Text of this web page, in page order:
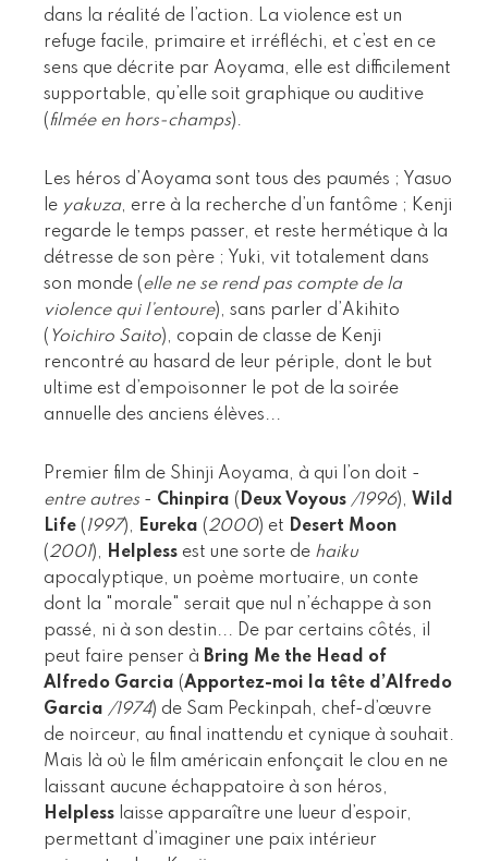
dans la réalité de l’action. La violence est un
refuge facile, primaire et irréfléchi, et c’est en ce
sens que décrite par Aoyama, elle est difficilement
supportable, qu’elle soit graphique ou auditive
(filmée en hors-champs).
Les héros d’Aoyama sont tous des paumés ; Yasuo
le yakuza, erre à la recherche d’un fantôme ; Kenji
regarde le temps passer, et reste hermétique à la
détresse de son père ; Yuki, vit totalement dans
son monde (elle ne se rend pas compte de la
violence qui l’entoure), sans parler d’Akihito
( Yoichiro Saito), copain de classe de Kenji
rencontré au hasard de leur périple, dont le but
ultime est d’empoisonner le pot de la soirée
annuelle des anciens élèves...
Premier film de Shinji Aoyama, à qui l’on doit -
entre autres - Chinpira ( Deux Voyous /1996), Wild
Life ( 1997), Eureka (2000) et Desert Moon
(2001), Helpless est une sorte de haiku
apocalyptique, un poème mortuaire, un conte
dont la "morale" serait que nul n’échappe à son
passé, ni à son destin... De par certains côtés, il
peut faire penser à Bring Me the Head of
Alfredo Garcia (Apportez-moi la tête d’Alfredo
Garcia /1974) de Sam Peckinpah, chef-d’œuvre
de noirceur, au final inattendu et cynique à souhait.
Mais là où le film américain enfonçait le clou en ne
laissant aucune échappatoire à son héros,
Helpless laisse apparaître une lueur d’espoir,
permettant d’imaginer une paix intérieur